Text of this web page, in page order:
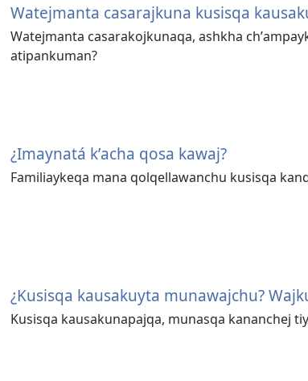
Watejmanta casarajkuna kusisqa
Watejmanta casarakojkunaqa, ashkha
atipankuman?
¿Imaynatá kʼacha qosa kawaj?
Familiaykeqa mana qolqellawanchu kusisqa
¿Kusisqa kausakuyta munawajchu?
Kusisqa kausakunapajqa, munasqa kananchej